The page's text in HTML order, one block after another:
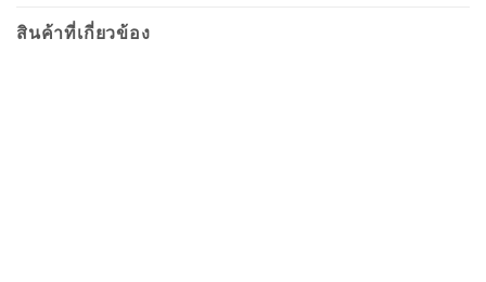
สินค้าที่เกี่ยวข้อง